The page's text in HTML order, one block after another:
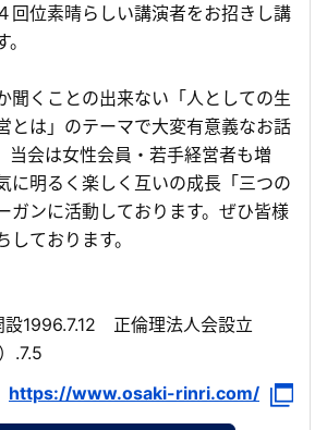
回位素晴らしい講演者をお招きし講
聞くことの出来ない「人としての生
とは」のテーマで大変有意義なお話
当会は女性会員・若手経営者も増
に明るく楽しく互いの成長「三つの
ガンに活動しております。ぜひ皆様
ております。
設1996.7.12 正倫理法人会設立
.7.5
https://www.osaki-rinri.com/